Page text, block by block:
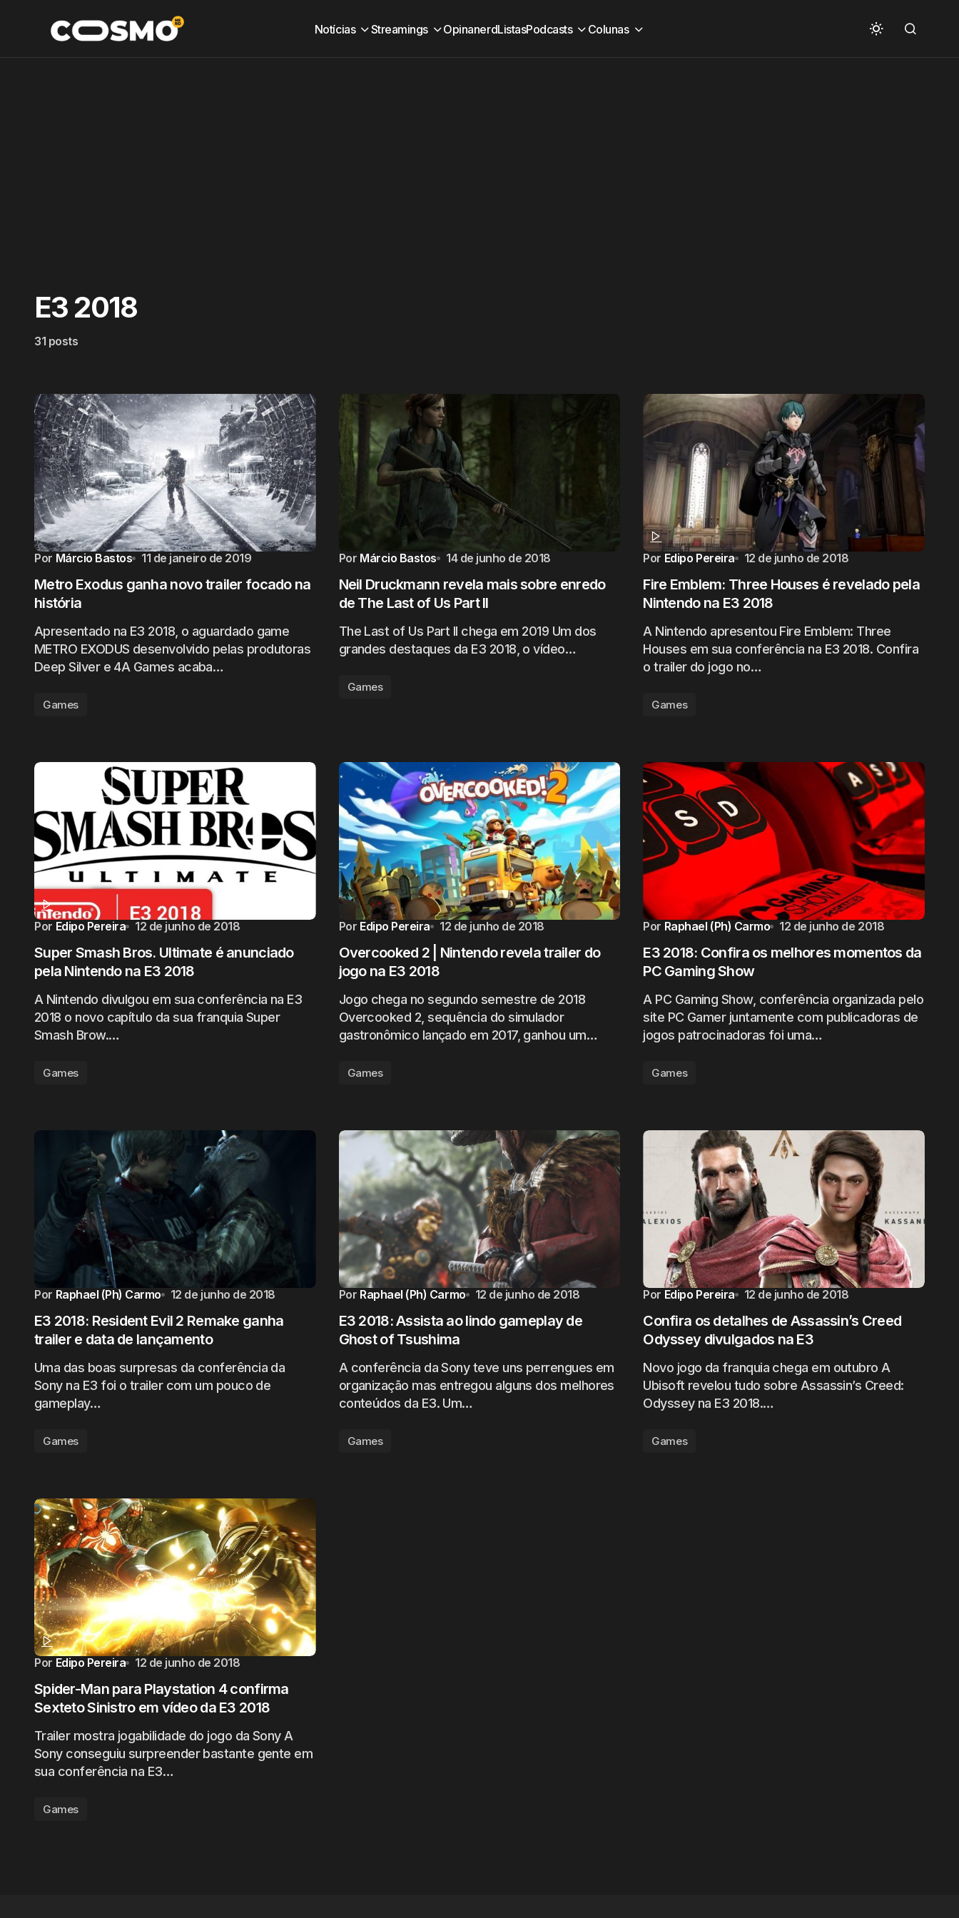
Notícias Streamings OpinanerdListasPodcasts Colunas
E3 2018
31 posts
Por Márcio Bastos 11 de janeiro de 2019
Metro Exodus ganha novo trailer focado na
história
Apresentado na E3 2018, o aguardado game
METRO EXODUS desenvolvido pelas produtoras
Deep Silver e 4A Games acaba…
Games
Por Márcio Bastos 14 de junho de 2018
Neil Druckmann revela mais sobre enredo
de The Last of Us Part II
The Last of Us Part II chega em 2019 Um dos
grandes destaques da E3 2018, o vídeo…
Games
Por Edipo Pereira 12 de junho de 2018
Fire Emblem: Three Houses é revelado pela
Nintendo na E3 2018
A Nintendo apresentou Fire Emblem: Three
Houses em sua conferência na E3 2018. Confira
o trailer do jogo no…
Games
Por Edipo Pereira 12 de junho de 2018
Super Smash Bros. Ultimate é anunciado
pela Nintendo na E3 2018
A Nintendo divulgou em sua conferência na E3
2018 o novo capítulo da sua franquia Super
Smash Brow.…
Games
Por Edipo Pereira 12 de junho de 2018
Overcooked 2 | Nintendo revela trailer do
jogo na E3 2018
Jogo chega no segundo semestre de 2018
Overcooked 2, sequência do simulador
gastronômico lançado em 2017, ganhou um…
Games
Por Raphael (Ph) Carmo 12 de junho de 2018
E3 2018: Confira os melhores momentos da
PC Gaming Show
A PC Gaming Show, conferência organizada pelo
site PC Gamer juntamente com publicadoras de
jogos patrocinadoras foi uma…
Games
Por Raphael (Ph) Carmo 12 de junho de 2018
E3 2018: Resident Evil 2 Remake ganha
trailer e data de lançamento
Uma das boas surpresas da conferência da
Sony na E3 foi o trailer com um pouco de
gameplay…
Games
Por Raphael (Ph) Carmo 12 de junho de 2018
E3 2018: Assista ao lindo gameplay de
Ghost of Tsushima
A conferência da Sony teve uns perrengues em
organização mas entregou alguns dos melhores
conteúdos da E3. Um…
Games
Por Edipo Pereira 12 de junho de 2018
Confira os detalhes de Assassin’s Creed
Odyssey divulgados na E3
Novo jogo da franquia chega em outubro A
Ubisoft revelou tudo sobre Assassin’s Creed:
Odyssey na E3 2018.…
Games
Por Edipo Pereira 12 de junho de 2018
Spider-Man para Playstation 4 confirma
Sexteto Sinistro em vídeo da E3 2018
Trailer mostra jogabilidade do jogo da Sony A
Sony conseguiu surpreender bastante gente em
sua conferência na E3…
Games